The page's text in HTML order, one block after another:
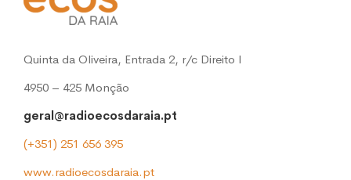
Quinta da Oliveira, Entrada 2, r/c Direito l
4950 – 425 Monção
geral@radioecosdaraia.pt
(+351) 251 656 395
www.radioecosdaraia.pt